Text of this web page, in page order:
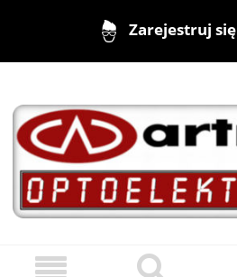
Zarejestruj się